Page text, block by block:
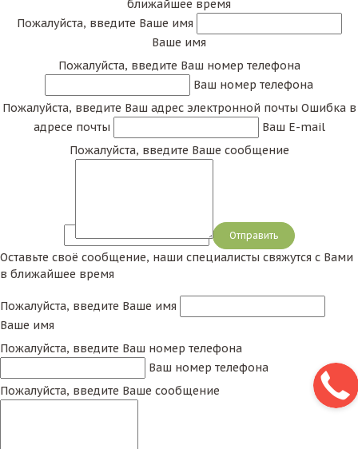
ближайшее время
Пожалуйста, введите Ваше имя
Ваше имя
Пожалуйста, введите Ваш номер телефона
Ваш номер телефона
Пожалуйста, введите Ваш адрес электронной почты Ошибка в
адресе почты
Ваш E-mail
Пожалуйста, введите Ваше сообщение
Сообщение
Оставьте своё сообщение, наши специалисты свяжутся с Вами
в ближайшее время
Пожалуйста, введите Ваше имя
Ваше имя
Пожалуйста, введите Ваш номер телефона
Ваш номер телефона
Пожалуйста, введите Ваше сообщение